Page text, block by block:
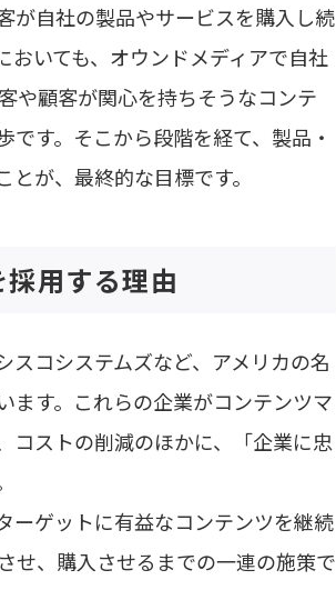
が自社の製品やサービスを購入し続
いても、オウンドメディアで自社
や顧客が関心を持ちそうなコンテ
す。そこから段階を経て、製品・
が、最終的な目標です。
用する理由
スコシステムズなど、アメリカの名
ます。これらの企業がコンテンツマ
コストの削減のほかに、「企業に忠
ーゲットに有益なコンテンツを継続
せ、購入させるまでの一連の施策で